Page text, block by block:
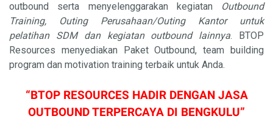
outbound serta menyelenggarakan kegiatan
Outbound
Training, Outing Perusahaan/Outing Kantor untuk
pelatihan SDM dan kegiatan outbound lainnya. BTOP
Resources menyediakan Paket Outbound, team building
program dan motivation training terbaik untuk Anda.
“BTOP RESOURCES HADIR DENGAN JASA
OUTBOUND TERPERCAYA DI BENGKULU”